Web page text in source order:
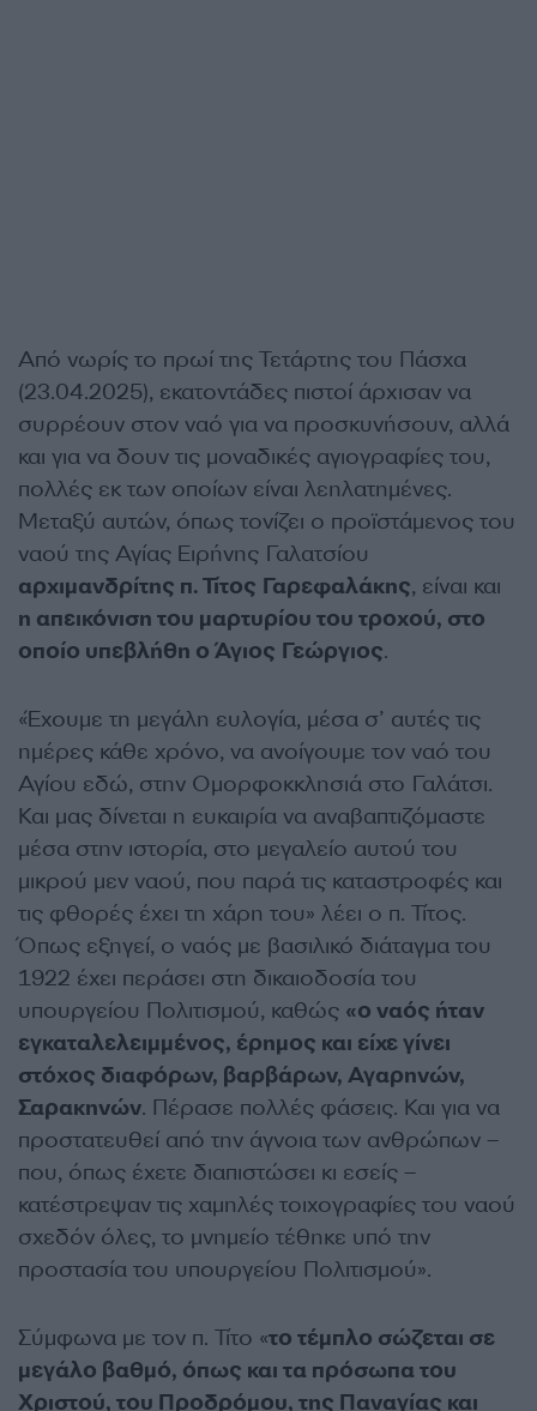
Από νωρίς το πρωί της Τετάρτης του Πάσχα
(23.04.2025), εκατοντάδες πιστοί άρχισαν να
συρρέουν στον ναό για να προσκυνήσουν, αλλά
και για να δουν τις μοναδικές αγιογραφίες του,
πολλές εκ των οποίων είναι λεηλατημένες.
Μεταξύ αυτών, όπως τονίζει ο προϊστάμενος του
ναού της Αγίας Ειρήνης Γαλατσίου
αρχιμανδρίτης π. Τίτος Γαρεφαλάκης, είναι και
η απεικόνιση του μαρτυρίου του τροχού, στο
οποίο υπεβλήθη ο Άγιος Γεώργιος.
«Έχουμε τη μεγάλη ευλογία, μέσα σ’ αυτές τις
ημέρες κάθε χρόνο, να ανοίγουμε τον ναό του
Αγίου εδώ, στην Ομορφοκκλησιά στο Γαλάτσι.
Και μας δίνεται η ευκαιρία να αναβαπτιζόμαστε
μέσα στην ιστορία, στο μεγαλείο αυτού του
μικρού μεν ναού, που παρά τις καταστροφές και
τις φθορές έχει τη χάρη του» λέει ο π. Τίτος.
Όπως εξηγεί, ο ναός με βασιλικό διάταγμα του
1922 έχει περάσει στη δικαιοδοσία του
υπουργείου Πολιτισμού, καθώς «ο ναός ήταν
εγκαταλελειμμένος, έρημος και είχε γίνει
στόχος διαφόρων, βαρβάρων, Αγαρηνών,
Σαρακηνών. Πέρασε πολλές φάσεις. Και για να
προστατευθεί από την άγνοια των ανθρώπων –
που, όπως έχετε διαπιστώσει κι εσείς –
κατέστρεψαν τις χαμηλές τοιχογραφίες του ναού
σχεδόν όλες, το μνημείο τέθηκε υπό την
προστασία του υπουργείου Πολιτισμού».
Σύμφωνα με τον π. Τίτο «το τέμπλο σώζεται σε
μεγάλο βαθμό, όπως και τα πρόσωπα του
Χριστού, του Προδρόμου, της Παναγίας και